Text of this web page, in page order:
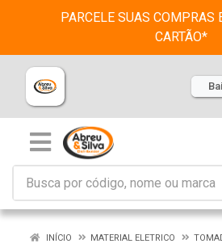
PARCELE SUAS COMPRAS
CARTÃO*
INÍCIO MATERIAL ELETRICO